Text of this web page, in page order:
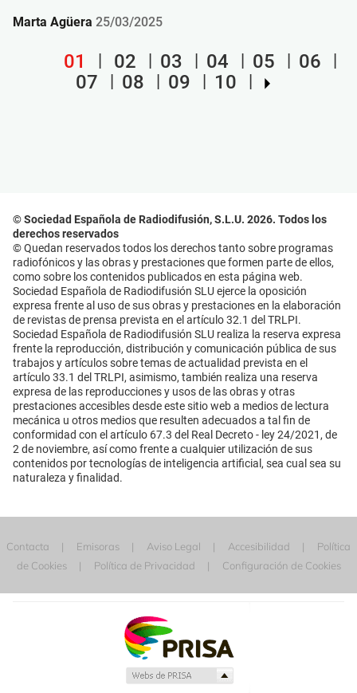
Marta Agüera 25/03/2025
01 02 03 04 05
06
07
08 09 10
© Sociedad Española de Radiodifusión, S.L.U. 2026. Todos los
derechos reservados
© Quedan reservados todos los derechos tanto sobre programas
radiofónicos y las obras y prestaciones que formen parte de ellos,
como sobre los contenidos publicados en esta página web.
Sociedad Española de Radiodifusión SLU ejerce la oposición
expresa frente al uso de sus obras y prestaciones en la elaboración
de revistas de prensa prevista en el artículo 32.1 del TRLPI.
Sociedad Española de Radiodifusión SLU realiza la reserva expresa
frente la reproducción, distribución y comunicación pública de sus
trabajos y artículos sobre temas de actualidad prevista en el
artículo 33.1 del TRLPI, asimismo, también realiza una reserva
expresa de las reproducciones y usos de las obras y otras
prestaciones accesibles desde este sitio web a medios de lectura
mecánica u otros medios que resulten adecuados a tal fin de
conformidad con el artículo 67.3 del Real Decreto - ley 24/2021, de
2 de noviembre, así como frente a cualquier utilización de sus
contenidos por tecnologías de inteligencia artificial, sea cual sea su
naturaleza y finalidad.
Contacta Emisoras Aviso Legal Accesibilidad
Política
de Cookies
Política de Privacidad Configuración de Cookies